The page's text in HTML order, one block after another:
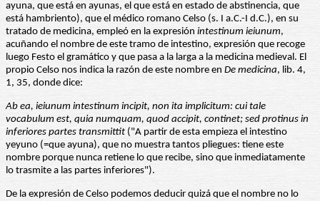
ayuna, que está en ayunas, el que está en estado de abstinencia, que
está hambriento), que el médico romano Celso (s. I a.C.-I d.C.), en su
tratado de medicina, empleó en la expresión intestinum ieiunum,
acuñando el nombre de este tramo de intestino, expresión que recoge
luego Festo el gramático y que pasa a la larga a la medicina medieval. El
propio Celso nos indica la razón de este nombre en De medicina, lib. 4,
1, 35, donde dice:
Ab ea, ieiunum intestinum incipit, non ita implicitum: cui tale
vocabulum est, quia numquam, quod accipit, continet; sed protinus in
inferiores partes transmittit ("A partir de esta empieza el intestino
yeyuno (=que ayuna), que no muestra tantos pliegues: tiene este
nombre porque nunca retiene lo que recibe, sino que inmediatamente
lo trasmite a las partes inferiores").
De la expresión de Celso podemos deducir quizá que el nombre no lo